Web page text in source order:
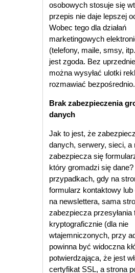
osobowych stosuje się
przepis nie daje lepszej
Wobec tego dla działań
marketingowych
(telefony, maile, smsy,
jest zgoda. Bez
można wysyłać ulotki
rozmawiać bezpośrednio.
Brak zabezpieczenia
danych
Jak to jest, że
danych, serwery, sieci, a
zabezpiecza się
który gromadzi się
przypadkach, gdy na
formularz kontaktowy
na newslettera, sama
zabezpiecza
kryptograficznie (dla nie
wtajemniczonych, przy
powinna być widoczna
potwierdzająca, że jest
certyfikat SSL, a strona